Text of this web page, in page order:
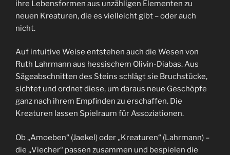
ihre Lebensformen aus unzähligen Elementen zu
neuen Kreaturen, die es vielleicht gibt – oder auch
nicht.
Auf intuitive Weise entstehen auch die Wesen von
Ruth Lahrmann aus hessischem Olivin-Diabas. Aus
Sägeabschnitten des Steins schlägt sie Bruchstücke,
sichtet und ordnet diese, um daraus neue Geschöpfe
ganz nach ihrem Empfinden zu erschaffen. Die
Kreaturen lassen Spielraum für Assoziationen.
Ob „Amoeben“ (Jaekel) oder „Kreaturen“ (Lahrmann) –
die „Viecher“ passen zusammen und bespielen die